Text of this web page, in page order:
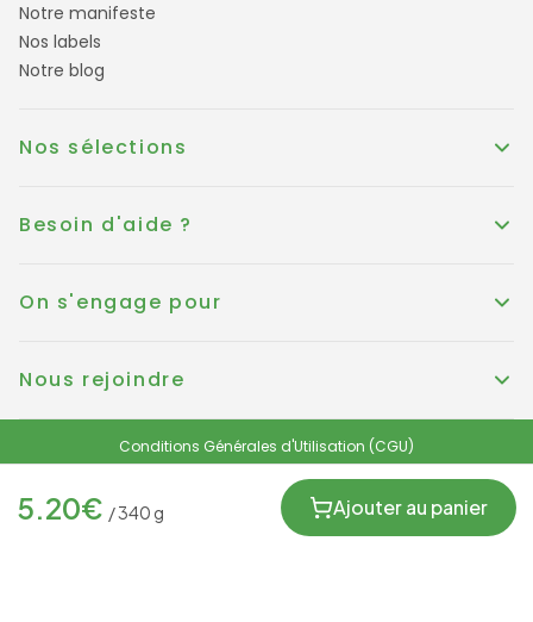
5.20€ /340 g Ajouter au panier
Notre manifeste
Nos labels
Notre blog
Nos sélections
Besoin d'aide ?
On s'engage pour
Nous rejoindre
Conditions Générales d'Utilisation (CGU)
Politique de CookiesMentions légales
Protection des données personnelles et RGPD
© KOUER France 2025